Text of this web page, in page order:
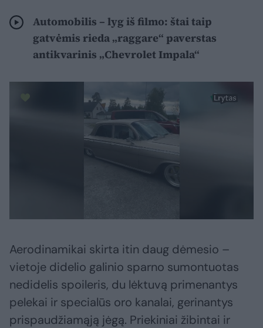
Automobilis – lyg iš filmo: štai taip
gatvėmis rieda „raggare“ paverstas
antikvarinis „Chevrolet Impala“
Aerodinamikai skirta itin daug dėmesio –
vietoje didelio galinio sparno sumontuotas
nedidelis spoileris, du lėktuvą primenantys
pelekai ir specialūs oro kanalai, gerinantys
prispaudžiamąją jėgą. Priekiniai žibintai ir